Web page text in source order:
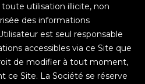
utilisation illicite, non
des informations
est seul responsable
accessibles via ce Site que
de modifier à tout moment,
ce Site. La Société se réserve